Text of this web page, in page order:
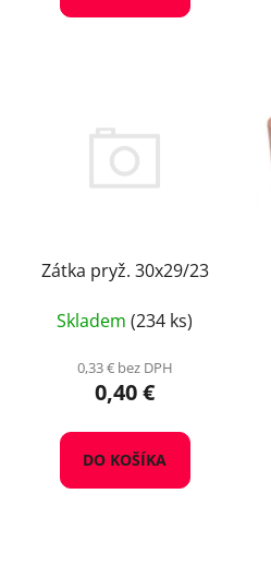
Zátka pryž. 30x29/23
Skladem (234 ks)
0,33 € bez DPH
0,40 €
DO KOŠÍKA